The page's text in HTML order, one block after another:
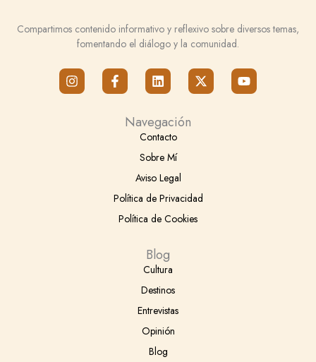
Compartimos contenido informativo y reflexivo sobre diversos temas,
fomentando el diálogo y la comunidad.
I
n
s
F
a
c
L
i
n
e
d
n
X
-
t
Y
o
u
Blog
Cultura
Destinos
Entrevistas
Opinión
Blog
Navegación
Contacto
Sobre Mí
Aviso Legal
Política de Privacidad
Política de Cookies